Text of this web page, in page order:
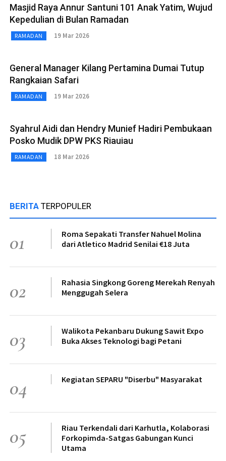
Masjid Raya Annur Santuni 101 Anak Yatim, Wujud
Kepedulian di Bulan Ramadan
RAMADAN 19 Mar 2026
General Manager Kilang Pertamina Dumai Tutup
Rangkaian Safari
RAMADAN 19 Mar 2026
Syahrul Aidi dan Hendry Munief Hadiri Pembukaan
Posko Mudik DPW PKS Riauiau
RAMADAN 18 Mar 2026
BERITA TERPOPULER
01
Roma Sepakati Transfer Nahuel Molina
dari Atletico Madrid Senilai €18 Juta
02
Rahasia Singkong Goreng Merekah Renyah
Menggugah Selera
03
Walikota Pekanbaru Dukung Sawit Expo
Buka Akses Teknologi bagi Petani
04 Kegiatan SEPARU "Diserbu" Masyarakat
05
Riau Terkendali dari Karhutla, Kolaborasi
Forkopimda-Satgas Gabungan Kunci
Utama